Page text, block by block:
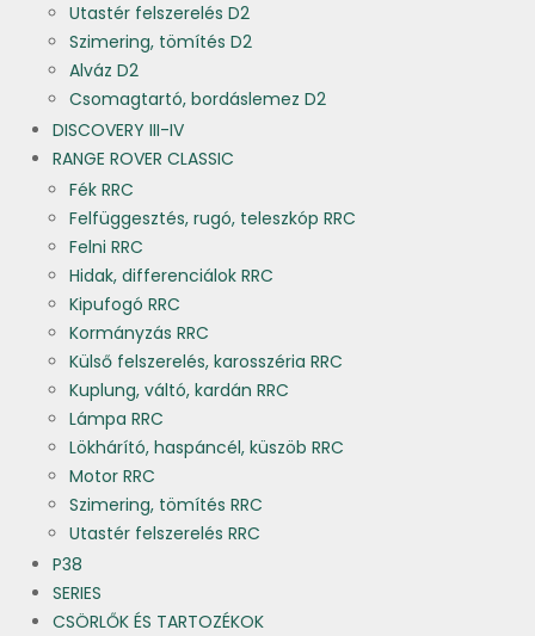
Utastér felszerelés D2
Szimering, tömítés D2
Alváz D2
Csomagtartó, bordáslemez D2
DISCOVERY III-IV
RANGE ROVER CLASSIC
Fék RRC
Felfüggesztés, rugó, teleszkóp RRC
Felni RRC
Hidak, differenciálok RRC
Kipufogó RRC
Kormányzás RRC
Külső felszerelés, karosszéria RRC
Kuplung, váltó, kardán RRC
Lámpa RRC
Lökhárító, haspáncél, küszöb RRC
Motor RRC
Szimering, tömítés RRC
Utastér felszerelés RRC
P38
SERIES
CSÖRLŐK ÉS TARTOZÉKOK